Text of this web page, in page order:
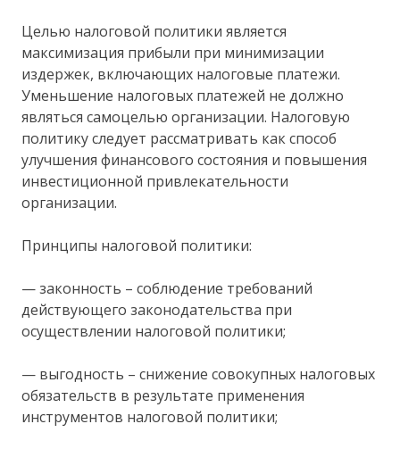
Целью налоговой политики является
максимизация прибыли при минимизации
издержек, включающих налоговые платежи.
Уменьшение налоговых платежей не должно
являться самоцелью организации. Налоговую
политику следует рассматривать как способ
улучшения финансового состояния и повышения
инвестиционной привлекательности
организации.
Принципы налоговой политики:
— законность – соблюдение требований
действующего законодательства при
осуществлении налоговой политики;
— выгодность – снижение совокупных налоговых
обязательств в результате применения
инструментов налоговой политики;